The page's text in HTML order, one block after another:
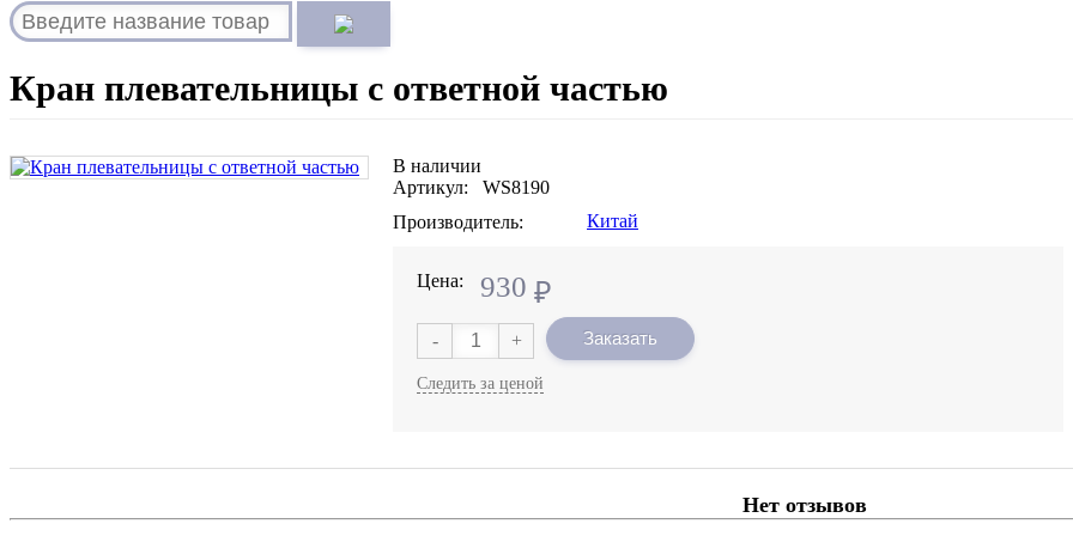
Кран плевательницы с ответной частью
В наличии
Артикул: WS8190
Производитель:
Китай
Цена: 930 ₽
- + Заказать
Следить за ценой
Нет отзывов